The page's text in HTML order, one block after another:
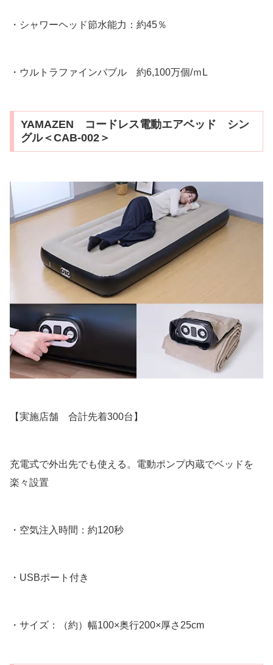
・シャワーヘッド節水能力：約45％
・ウルトラファインバブル 約6,100万個/ｍL
YAMAZEN コードレス電動エアベッド シン
グル＜CAB-002＞
【実施店舗 合計先着300台】
充電式で外出先でも使える。電動ポンプ内蔵でベッドを
楽々設置
・空気注入時間：約120秒
・USBポート付き
・サイズ：（約）幅100×奥行200×厚さ25cm